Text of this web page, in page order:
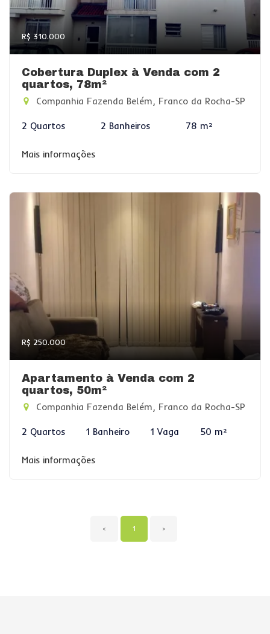
R$ 310.000
Cobertura Duplex à Venda com 2
quartos, 78m²
Companhia Fazenda Belém, Franco da Rocha-SP
2 Quartos 2 Banheiros 78 m²
Mais informações
R$ 250.000
Apartamento à Venda com 2
quartos, 50m²
Companhia Fazenda Belém, Franco da Rocha-SP
2 Quartos 1 Banheiro 1 Vaga 50 m²
Mais informações
‹ 1 ›